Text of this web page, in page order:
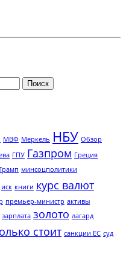
МВФ Меркель НБУ Обзор
ГПУ Газпром Греция
минсоцполитики
иск книги курс валют
премьер-министр активы
зарплата золото лагард
стоит санкции ЕС суд